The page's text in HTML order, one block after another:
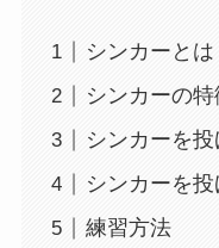
シンカーとは
シンカーの特
シンカーを
シンカーを
練習方法